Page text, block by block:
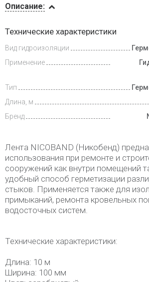
Доставка
и оплата
Описание:
Технические характеристики
Вид гидроизоляции
Применение
Тип
Длина, м
Бренд
Лента NICOBAND (Никобенд)
использования при ремонте и
сооружений как внутри помещений
удобный способ герметизации
стыков. Применяется также для
примыканий, ремонта кровельных
водосточных систем.
Технические характеристики:
Длина: 10 м
Ширина: 100 мм